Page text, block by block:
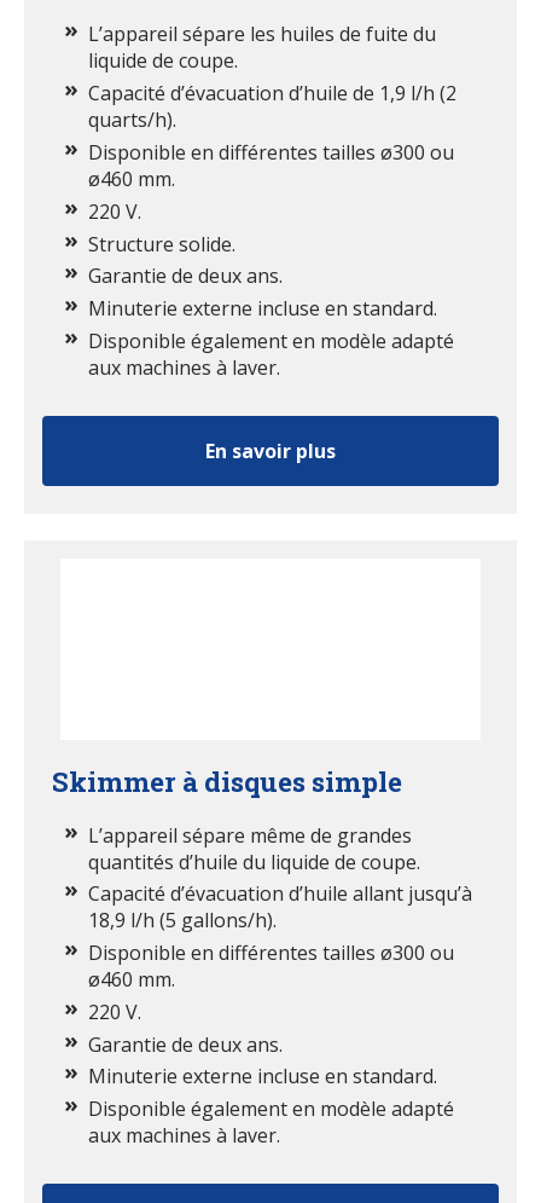
L’appareil sépare les huiles de fuite du
liquide de coupe.
Capacité d’évacuation d’huile de 1,9 l/h (2
quarts/h).
Disponible en différentes tailles ø300 ou
ø460 mm.
220 V.
Structure solide.
Garantie de deux ans.
Minuterie externe incluse en standard.
Disponible également en modèle adapté
aux machines à laver.
En savoir plus
Skimmer à disques simple
L’appareil sépare même de grandes
quantités d’huile du liquide de coupe.
Capacité d’évacuation d’huile allant jusqu’à
18,9 l/h (5 gallons/h).
Disponible en différentes tailles ø300 ou
ø460 mm.
220 V.
Garantie de deux ans.
Minuterie externe incluse en standard.
Disponible également en modèle adapté
aux machines à laver.